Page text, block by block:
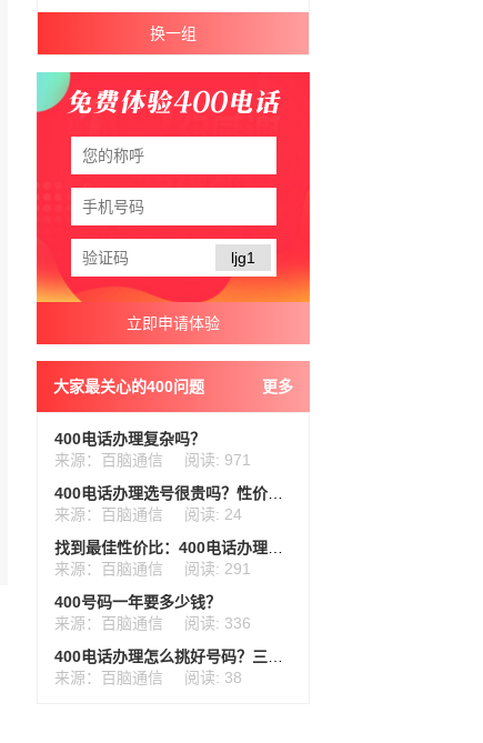
换一组
ljg1
大家最关心的400问题 更多
400电话办理复杂吗？
来源：百脑通信
阅读: 971
来源：百脑通信
阅读: 24
来源：百脑通信
阅读: 291
400号码一年要多少钱？
来源：百脑通信
阅读: 336
来源：百脑通信
阅读: 38